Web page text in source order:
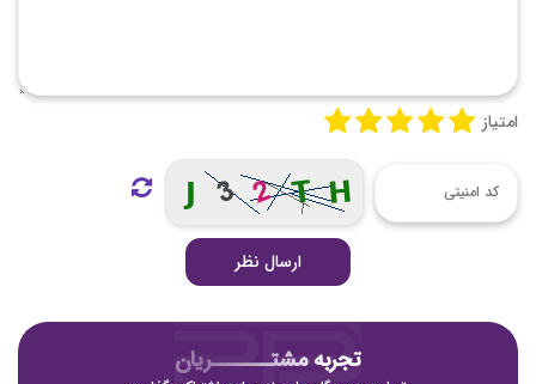
امتیاز
ارسال نظر
تجربه مشتـــــــریان